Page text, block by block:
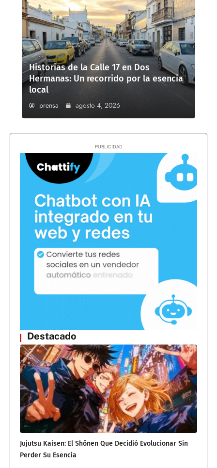
Historias de la Calle 17 en Dos
Hermanas: Un recorrido por la esencia
local
prensa agosto 4, 2026
Destacado
Jujutsu Kaisen: El Shōnen Que Decidió Evolucionar Sin
Perder Su Esencia